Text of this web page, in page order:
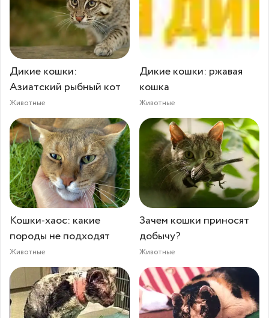
Дикие кошки:
Азиатский рыбный кот
Животные
Дикие кошки: ржавая
кошка
Животные
Кошки-хаос: какие
породы не подходят
Животные
Зачем кошки приносят
добычу?
Животные